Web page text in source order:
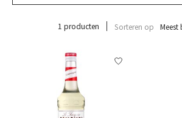
1 producten Sorteren op Meest